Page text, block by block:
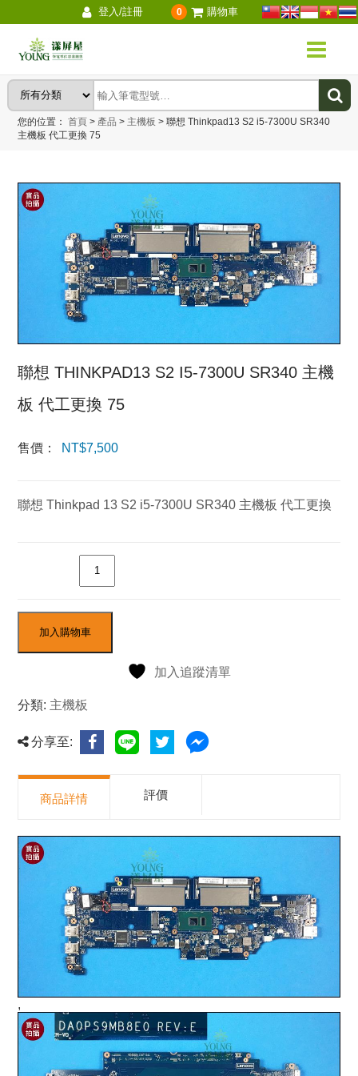
登入/註冊 0 購物車
您的位置：首頁 > 產品 > 主機板 > 聯想 Thinkpad13 S2 i5-7300U SR340
主機板 代工更換 75
聯想 THINKPAD13 S2 I5-7300U SR340 主機
板 代工更換 75
售價： NT$7,500
聯想 Thinkpad 13 S2 i5-7300U SR340 主機板 代工更換
加入購物車
加入追蹤清單
分類: 主機板
分享至:
商品詳情 評價
,